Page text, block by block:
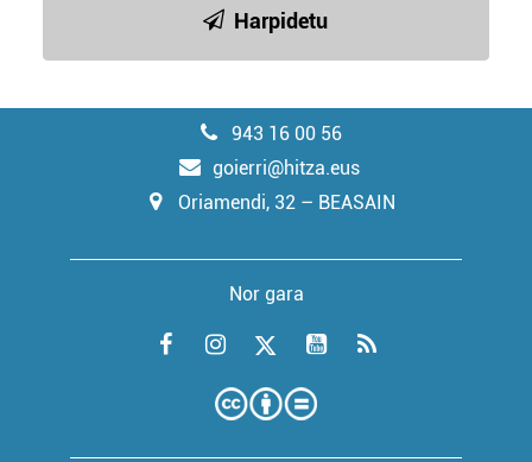
Harpidetu
943 16 00 56
goierri@hitza.eus
Oriamendi, 32 – BEASAIN
Nor gara